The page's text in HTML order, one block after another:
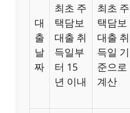
대
출
날
짜
최초 주
택담보
대출 취
득일부
터 15
년 이내
최초 주
택담보
대출 취
득일 기
준으로
계산